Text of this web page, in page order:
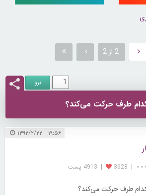
2 از 2
طرف حرکت می‌کند؟
۱۹:۵۶ ۱۳۹۲/۲/۲۲
|
3628
| 4913 پست
طرف حرکت می‌کند؟